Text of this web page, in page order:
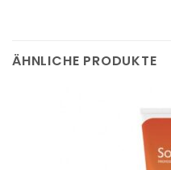
ÄHNLICHE PRODUKTE